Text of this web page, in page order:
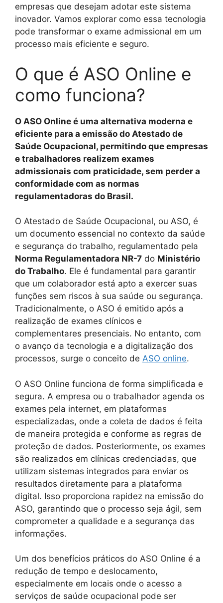
empresas que desejam adotar este sistema
inovador. Vamos explorar como essa tecnologia
pode transformar o exame admissional em um
processo mais eficiente e seguro.
O que é ASO Online e
como funciona?
O ASO Online é uma alternativa moderna e
eficiente para a emissão do Atestado de
Saúde Ocupacional, permitindo que empresas
e trabalhadores realizem exames
admissionais com praticidade, sem perder a
conformidade com as normas
regulamentadoras do Brasil.
O Atestado de Saúde Ocupacional, ou ASO, é
um documento essencial no contexto da saúde
e segurança do trabalho, regulamentado pela
Norma Regulamentadora NR-7 do Ministério
do Trabalho. Ele é fundamental para garantir
que um colaborador está apto a exercer suas
funções sem riscos à sua saúde ou segurança.
Tradicionalmente, o ASO é emitido após a
realização de exames clínicos e
complementares presenciais. No entanto, com
o avanço da tecnologia e a digitalização dos
processos, surge o conceito de ASO online.
O ASO Online funciona de forma simplificada e
segura. A empresa ou o trabalhador agenda os
exames pela internet, em plataformas
especializadas, onde a coleta de dados é feita
de maneira protegida e conforme as regras de
proteção de dados. Posteriormente, os exames
são realizados em clínicas credenciadas, que
utilizam sistemas integrados para enviar os
resultados diretamente para a plataforma
digital. Isso proporciona rapidez na emissão do
ASO, garantindo que o processo seja ágil, sem
comprometer a qualidade e a segurança das
informações.
Um dos benefícios práticos do ASO Online é a
redução de tempo e deslocamento,
especialmente em locais onde o acesso a
serviços de saúde ocupacional pode ser